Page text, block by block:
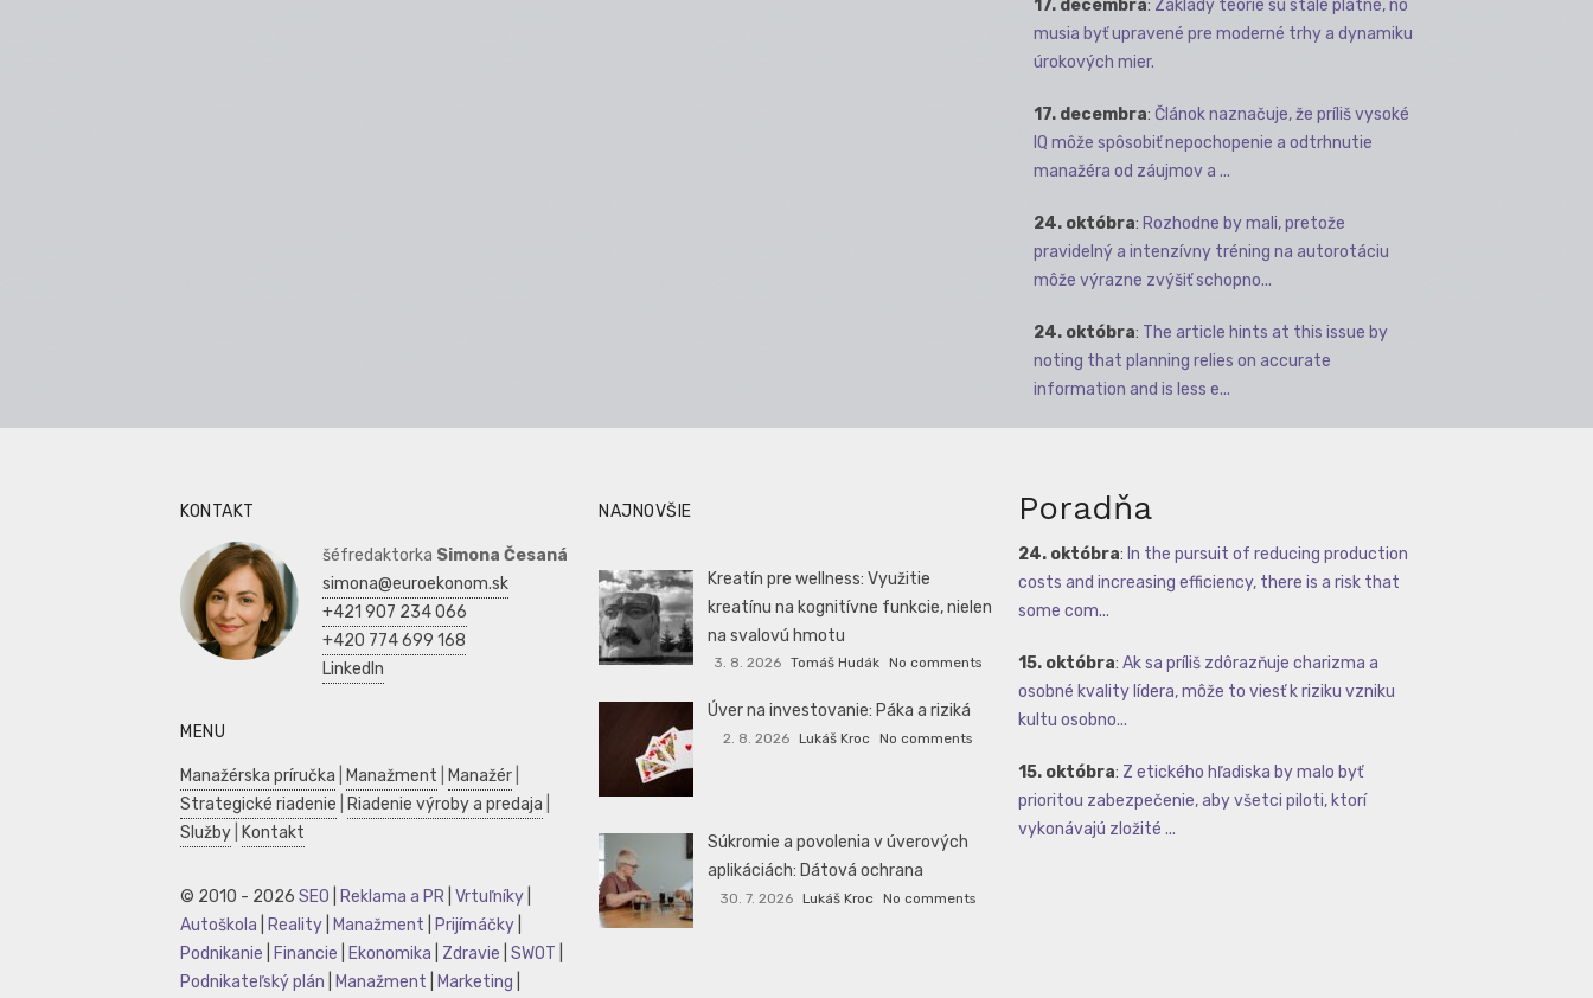
17. decembra: Základy teórie sú stále platné, no
musia byť upravené pre moderné trhy a dynamiku
úrokových mier.
17. decembra: Článok naznačuje, že príliš vysoké
IQ môže spôsobiť nepochopenie a odtrhnutie
manažéra od záujmov a ...
24. októbra: Rozhodne by mali, pretože
pravidelný a intenzívny tréning na autorotáciu
môže výrazne zvýšiť schopno...
24. októbra: The article hints at this issue by
noting that planning relies on accurate
information and is less e...
KONTAKT
šéfredaktorka Simona Česaná
simona@euroekonom.sk
+421 907 234 066
+420 774 699 168
LinkedIn
MENU
Manažérska príručka Manažment Manažér
Strategické riadenie
Riadenie výroby a predaja
Služby
Kontakt
© 2010 - 2026 SEO Reklama a PR Vrtuľníky
Autoškola
Reality Manažment Prijímáčky
Podnikanie
Financie Ekonomika Zdravie SWOT
Podnikateľský plán
Manažment Marketing
NAJNOVŠIE
Kreatín pre wellness: Využitie
kreatínu na kognitívne funkcie, nielen
na svalovú hmotu
3. 8. 2026 Tomáš Hudák No comments
Úver na investovanie: Páka a riziká
2. 8. 2026 Lukáš Kroc No comments
Súkromie a povolenia v úverových
aplikáciách: Dátová ochrana
30. 7. 2026 Lukáš Kroc No comments
Poradňa
24. októbra: In the pursuit of reducing production
costs and increasing efficiency, there is a risk that
some com...
15. októbra: Ak sa príliš zdôrazňuje charizma a
osobné kvality lídera, môže to viesť k riziku vzniku
kultu osobno...
15. októbra: Z etického hľadiska by malo byť
prioritou zabezpečenie, aby všetci piloti, ktorí
vykonávajú zložité ...